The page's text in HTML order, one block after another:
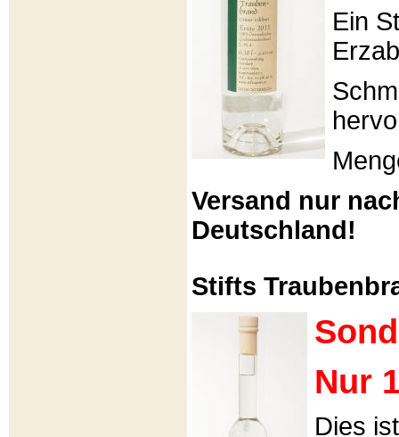
Ein
Versand nur
Deutschland!
Stifts
Nur
Dies